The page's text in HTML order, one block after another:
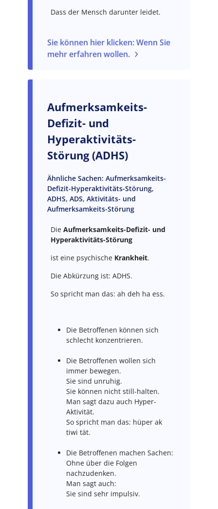
Dass der Mensch darunter leidet.
Sie können hier klicken: Wenn Sie
mehr erfahren wollen.
Aufmerksamkeits-
Defizit- und
Hyperaktivitäts-
Störung (ADHS)
Ähnliche Sachen: Aufmerksamkeits-
Defizit-Hyperaktivitäts-Störung,
ADHS, ADS, Aktivitäts- und
Aufmerksamkeits-Störung
Die Aufmerksamkeits-Defizit- und
Hyperaktivitäts-Störung
ist eine psychische Krankheit.
Die Abkürzung ist: ADHS.
So spricht man das: ah deh ha ess.
Die Betroffenen können sich
schlecht konzentrieren.
Die Betroffenen wollen sich
immer bewegen.
Sie sind unruhig.
Sie können nicht still-halten.
Man sagt dazu auch Hyper-
Aktivität.
So spricht man das: hüper ak
tiwi tät.
Die Betroffenen machen Sachen:
Ohne über die Folgen
nachzudenken.
Man sagt auch:
Sie sind sehr impulsiv.